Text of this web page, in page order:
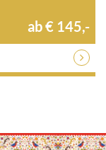
ab € 145,-